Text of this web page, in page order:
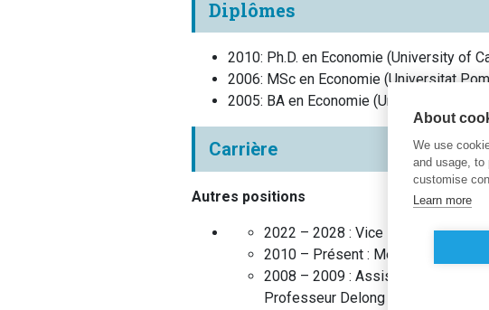
Diplômes
2010: Ph.D. en Economie (University of
2006: MSc en Economie (Universitat
2005: BA en Economie (Universitat
Carrière
Autres positions
2022 – 2028 : Vice Doyenne en
2010 – Présent : Membre du THEMA
2008 – 2009 : Assistante de
Professeur Delong
University of
About
We use
and usage, to
customise
Learn more